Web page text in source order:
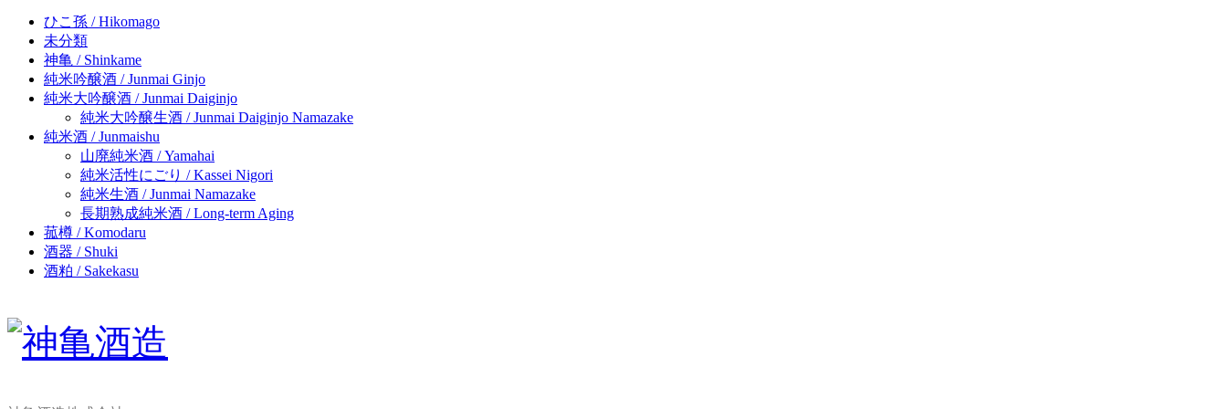
ひこ孫 / Hikomago
未分類
神亀 / Shinkame
純米吟醸酒 / Junmai Ginjo
純米大吟醸酒 / Junmai Daiginjo
純米大吟醸生酒 / Junmai Daiginjo Namazake
純米酒 / Junmaishu
山廃純米酒 / Yamahai
純米活性にごり / Kassei Nigori
純米生酒 / Junmai Namazake
長期熟成純米酒 / Long-term Aging
菰樽 / Komodaru
酒器 / Shuki
酒粕 / Sakekasu